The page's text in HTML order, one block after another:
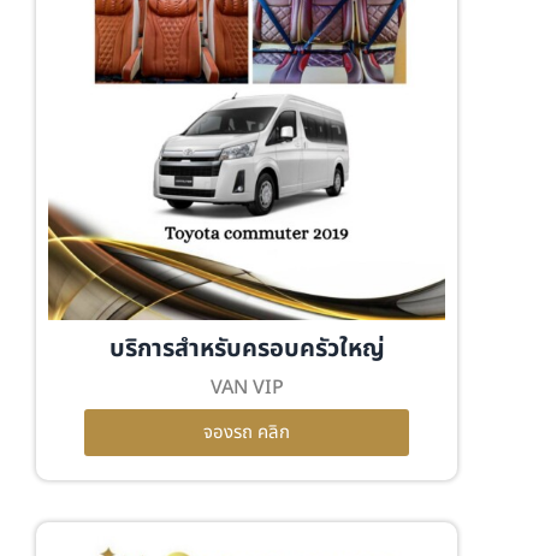
บริการสำหรับครอบครัวใหญ่
VAN VIP
จองรถ คลิก